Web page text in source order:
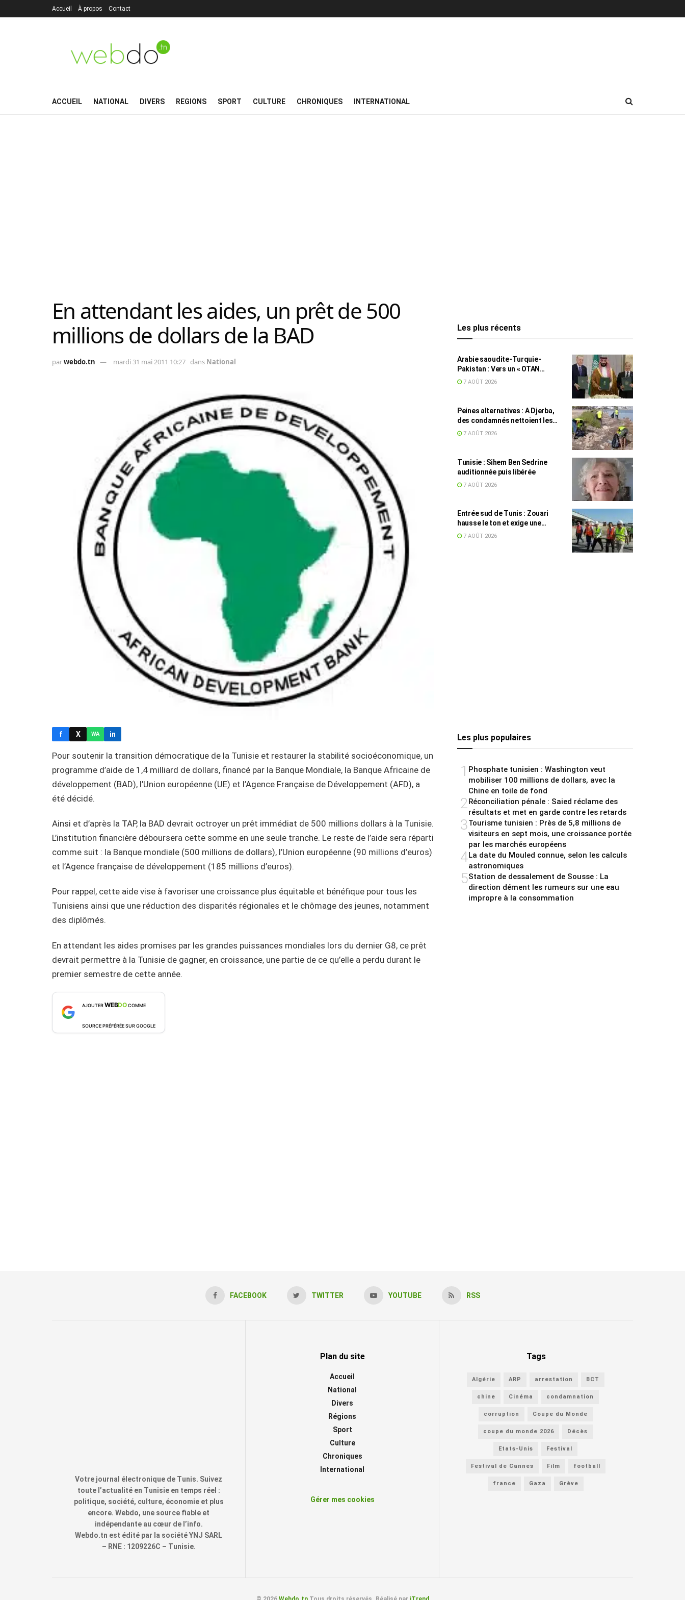
Accueil À propos Contact
ACCUEIL NATIONAL DIVERS REGIONS SPORT CULTURE CHRONIQUES INTERNATIONAL
En attendant les aides, un prêt de 500
millions de dollars de la BAD
parwebdo.tn mardi 31 mai 2011 10:27 dans National
f X WA in
Pour soutenir la transition démocratique de la Tunisie et restaurer la stabilité socioéconomique, un
programme d’aide de 1,4 milliard de dollars, financé par la Banque Mondiale, la Banque Africaine de
développement (BAD), l’Union européenne (UE) et l’Agence Française de Développement (AFD), a
été décidé.
Ainsi et d’après la TAP, la BAD devrait octroyer un prêt immédiat de 500 millions dollars à la Tunisie.
L’institution financière déboursera cette somme en une seule tranche. Le reste de l’aide sera réparti
comme suit : la Banque mondiale (500 millions de dollars), l’Union européenne (90 millions d’euros)
et l’Agence française de développement (185 millions d’euros).
Pour rappel, cette aide vise à favoriser une croissance plus équitable et bénéfique pour tous les
Tunisiens ainsi que une réduction des disparités régionales et le chômage des jeunes, notamment
des diplômés.
En attendant les aides promises par les grandes puissances mondiales lors du dernier G8, ce prêt
devrait permettre à la Tunisie de gagner, en croissance, une partie de ce qu’elle a perdu durant le
premier semestre de cette année.
AJOUTERWEBDOCOMME
SOURCE PRÉFÉRÉE SUR GOOGLE
Les plus récents
Arabie saoudite-Turquie-
Pakistan : Vers un « OTAN
islamique » ?
7 AOÛT 2026
Peines alternatives : A Djerba,
des condamnés nettoient les
plages
7 AOÛT 2026
Tunisie : Sihem Ben Sedrine
auditionnée puis libérée
7 AOÛT 2026
Entrée sud de Tunis : Zouari
hausse le ton et exige une
accélération des travaux
7 AOÛT 2026
Les plus populaires
1 Phosphate tunisien : Washington veut
mobiliser 100 millions de dollars, avec la
Chine en toile de fond
2Réconciliation pénale : Saied réclame des
résultats et met en garde contre les retards
3Tourisme tunisien : Près de 5,8 millions de
visiteurs en sept mois, une croissance portée
par les marchés européens
4La date du Mouled connue, selon les calculs
astronomiques
5Station de dessalement de Sousse : La
direction dément les rumeurs sur une eau
impropre à la consommation
FACEBOOK TWITTER YOUTUBE RSS
Votre journal électronique de Tunis. Suivez
toute l’actualité en Tunisie en temps réel :
politique, société, culture, économie et plus
encore. Webdo, une source fiable et
indépendante au cœur de l’info.
Webdo.tn est édité par la société YNJ SARL
– RNE : 1209226C – Tunisie.
Plan du site
Accueil
National
Divers
Régions
Sport
Culture
Chroniques
International
Gérer mes cookies
Tags
Algérie ARP arrestation BCT
chine Cinéma condamnation
corruption Coupe du Monde
coupe du monde 2026 Décès
Etats-Unis Festival
Festival de Cannes Film football
france Gaza Grève